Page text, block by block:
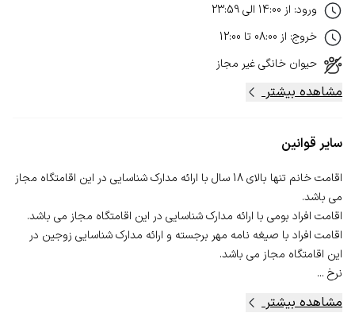
ورود: از 14:00 الی23:59
خروج: از 08:00 تا 12:00
حیوان خانگیغیر مجاز
مشاهده بیشتر
سایر قوانین
اقامت خانم تنها بالای 18 سال با ارائه مدارک شناسایی در این اقامتگاه مجاز
اقامت افراد با صیغه نامه مهر برجسته و ارائه مدارک شناسایی زوجین در
نرخ ...
مشاهده بیشتر